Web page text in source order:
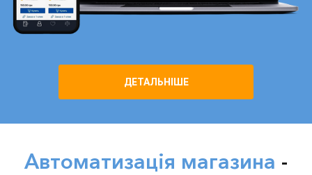
ДЕТАЛЬНІШЕ
Автоматизація магазина -